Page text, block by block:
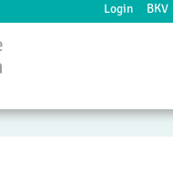
Login BKV